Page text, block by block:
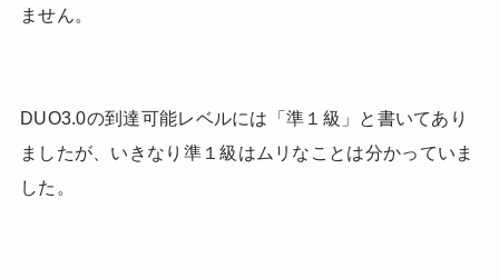
ません。
DUO3.0の到達可能レベルには「準１級」と書いてあり
ましたが、いきなり準１級はムリなことは分かっていま
した。